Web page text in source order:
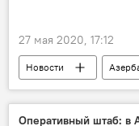
27 мая 2020, 17:12
Новости
Новости мира
Оперативный штаб: в